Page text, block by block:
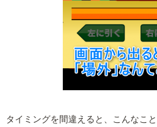
タイミングを間違えると、こんなこ